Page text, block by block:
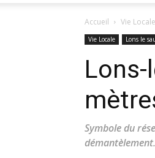
Accueil Vie Locale
Vie Locale Lons le
Lons-
Symbole du